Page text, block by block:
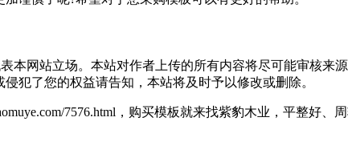
本网站立场。本站对作者上传的所有内容将尽可能审核来
犯了您的权益请告知，本站将及时予以修改或删除。
7576.html，购买模板就来找紫豹木业，平整好